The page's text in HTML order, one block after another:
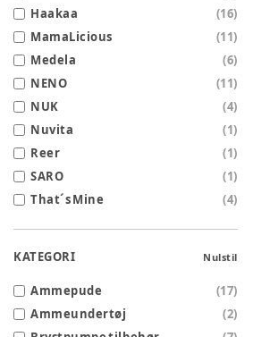
Haakaa
(16)
MamaLicious
(11)
Medela
(6)
NENO
(11)
NUK
(4)
Nuvita
(1)
Reer
(1)
SARO
(1)
That´s Mine
(4)
KATEGORI Nulstil
Ammepude (17)
Ammeundertøj
(2)